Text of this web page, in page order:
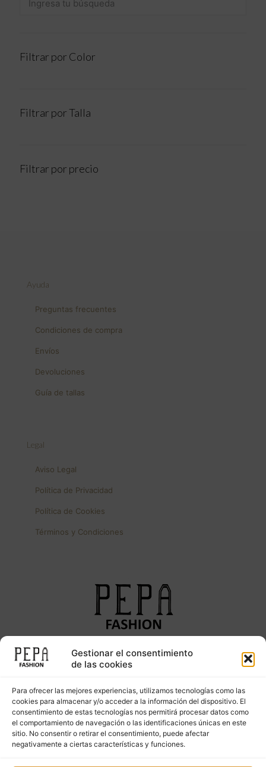
Gestionar el consentimiento
de las cookies
Para ofrecer las mejores experiencias, utilizamos tecnologías como las
cookies para almacenar y/o acceder a la información del dispositivo. El
consentimiento de estas tecnologías nos permitirá procesar datos como
el comportamiento de navegación o las identificaciones únicas en este
sitio. No consentir o retirar el consentimiento, puede afectar
negativamente a ciertas características y funciones.
Filtrar por Color
Filtrar por Talla
Filtrar por precio
Ayuda
Preguntas frecuentes
Condiciones de compra
Envíos
Devoluciones
Guía de tallas
Legal
Aviso Legal
Política de Privacidad
Política de Cookies
Términos y Condiciones
Síguenos en nuestras redes sociales